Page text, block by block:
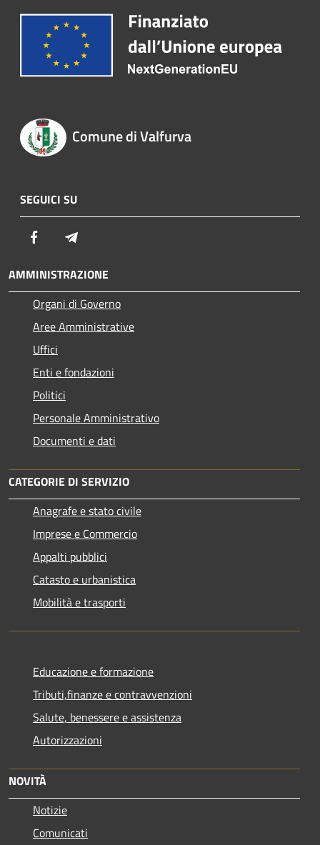
Comune di Valfurva
SEGUICI SU
Facebook
AMMINISTRAZIONE
Organi di Governo
Aree Amministrative
Uffici
Enti e fondazioni
Politici
Personale Amministrativo
Documenti e dati
CATEGORIE DI SERVIZIO
Anagrafe e stato civile
Imprese e Commercio
Appalti pubblici
Catasto e urbanistica
Mobilità e trasporti
Educazione e formazione
Tributi,finanze e contravvenzioni
Salute, benessere e assistenza
Autorizzazioni
NOVITÀ
Notizie
Comunicati